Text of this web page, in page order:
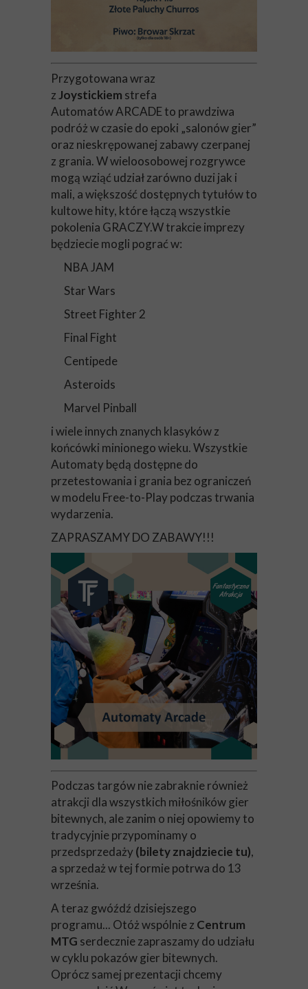
Przygotowana wraz
z Joystickiem strefa
Automatów ARCADE to prawdziwa
podróż w czasie do epoki „salonów gier”
oraz nieskrępowanej zabawy czerpanej
z grania. W wieloosobowej rozgrywce
mogą wziąć udział zarówno duzi jak i
mali, a większość dostępnych tytułów to
kultowe hity, które łączą wszystkie
pokolenia GRACZY.W trakcie imprezy
będziecie mogli pograć w:
NBA JAM
Star Wars
Street Fighter 2
Final Fight
Centipede
Asteroids
Marvel Pinball
i wiele innych znanych klasyków z
końcówki minionego wieku. Wszystkie
Automaty będą dostępne do
przetestowania i grania bez ograniczeń
w modelu Free-to-Play podczas trwania
wydarzenia.
ZAPRASZAMY DO ZABAWY!!!
Podczas targów nie zabraknie również
atrakcji dla wszystkich miłośników gier
bitewnych, ale zanim o niej opowiemy to
tradycyjnie przypominamy o
przedsprzedaży(bilety znajdziecie tu),
a sprzedaż w tej formie potrwa do 13
września.
A teraz gwóźdź dzisiejszego
programu... Otóż wspólnie z Centrum
MTG serdecznie zapraszamy do udziału
w cyklu pokazów gier bitewnych.
Oprócz samej prezentacji chcemy